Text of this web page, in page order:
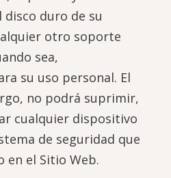
disco duro de su
otro soporte
sea,
su uso personal. El
no podrá suprimir,
cualquier dispositivo
de seguridad que
en el Sitio Web.